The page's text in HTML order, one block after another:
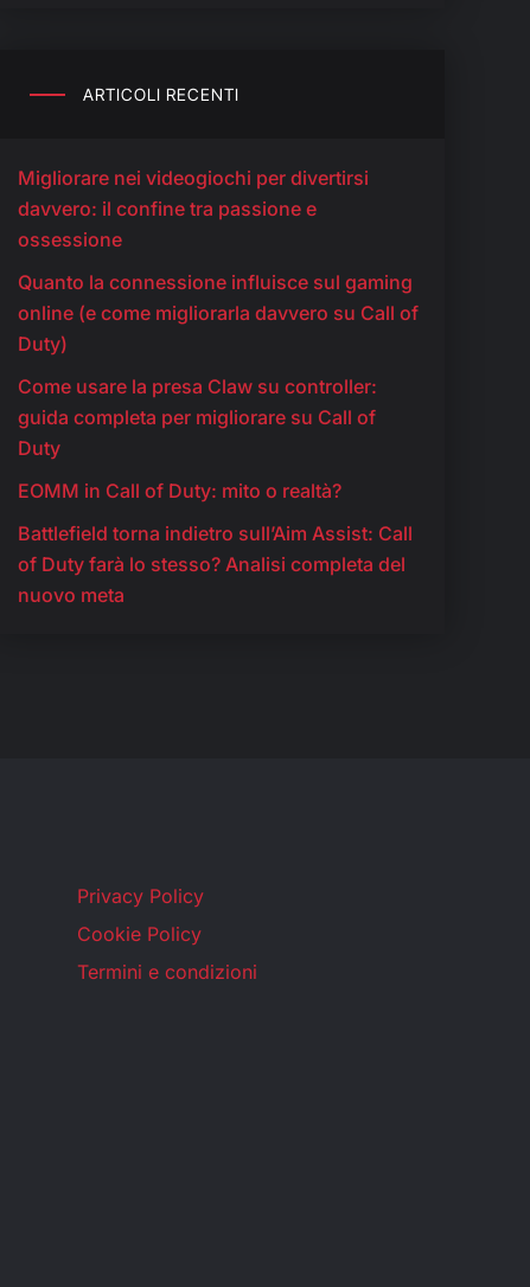
ARTICOLI RECENTI
Migliorare nei videogiochi per divertirsi
davvero: il confine tra passione e
ossessione
Quanto la connessione influisce sul gaming
online (e come migliorarla davvero su Call of
Duty)
Come usare la presa Claw su controller:
guida completa per migliorare su Call of
Duty
EOMM in Call of Duty: mito o realtà?
Battlefield torna indietro sull’Aim Assist: Call
of Duty farà lo stesso? Analisi completa del
nuovo meta
Privacy Policy
Cookie Policy
Termini e condizioni